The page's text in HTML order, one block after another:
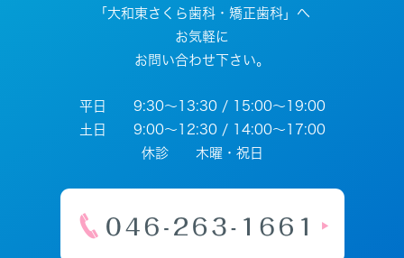
「大和東さくら歯科・矯正歯科」へ
お気軽に
お問い合わせ下さい。
平日 9:30～13:30 / 15:00～19:00
土日 9:00～12:30 / 14:00～17:00
休診 木曜・祝日